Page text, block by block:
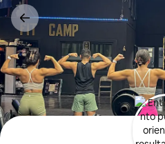
Omite
el
contenido